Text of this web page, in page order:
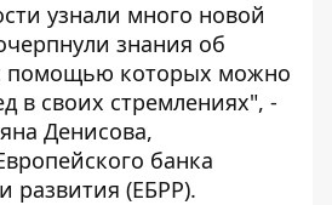
узнали много новой
знания об
помощью которых можно
в своих стремлениях", -
Денисова,
банка
развития (ЕБРР).